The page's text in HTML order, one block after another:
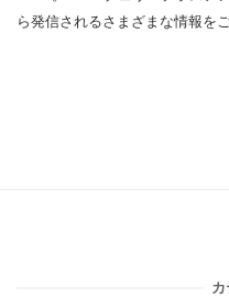
ら発信されるさまざまな情報を